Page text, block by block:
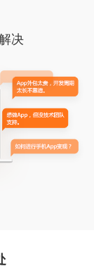
决